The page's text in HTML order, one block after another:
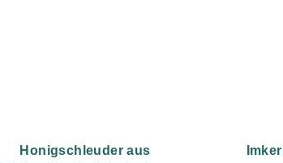
Honigschleuder aus